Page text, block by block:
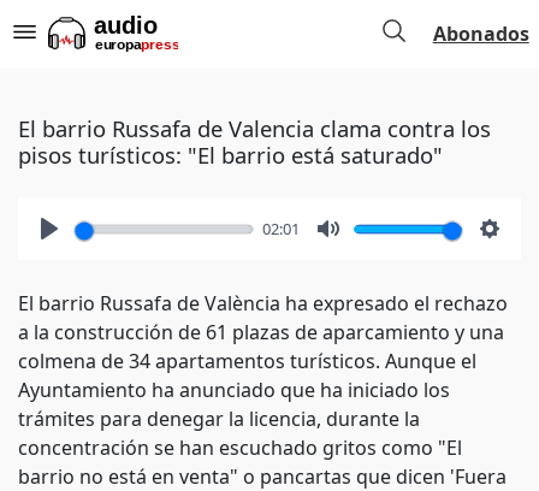
Abonados
El barrio Russafa de Valencia clama contra los
pisos turísticos: "El barrio está saturado"
02:01
El barrio Russafa de València ha expresado el rechazo
a la construcción de 61 plazas de aparcamiento y una
colmena de 34 apartamentos turísticos. Aunque el
Ayuntamiento ha anunciado que ha iniciado los
trámites para denegar la licencia, durante la
concentración se han escuchado gritos como "El
barrio no está en venta" o pancartas que dicen 'Fuera